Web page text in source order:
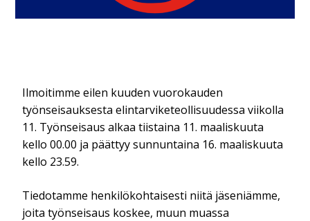
Ilmoitimme eilen kuuden vuorokauden
työnseisauksesta elintarviketeollisuudessa viikolla
11. Työnseisaus alkaa tiistaina 11. maaliskuuta
kello 00.00 ja päättyy sunnuntaina 16. maaliskuuta
kello 23.59.
Tiedotamme henkilökohtaisesti niitä jäseniämme,
joita työnseisaus koskee, muun muassa